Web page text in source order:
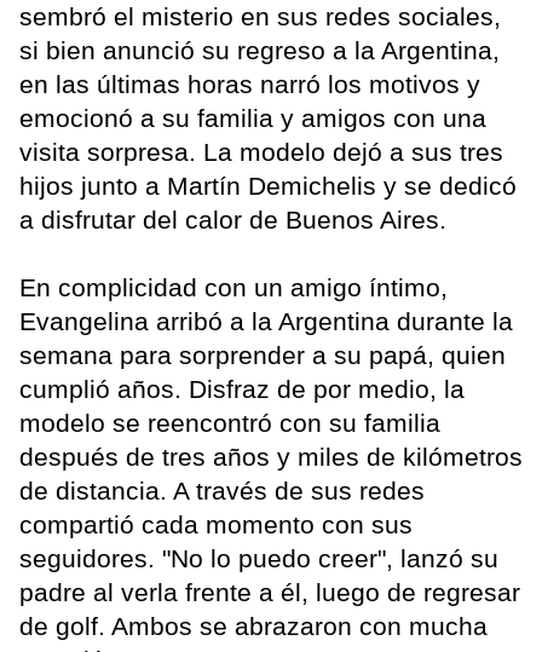
sembró el misterio en sus redes sociales,
si bien anunció su regreso a la Argentina,
en las últimas horas narró los motivos y
emocionó a su familia y amigos con una
visita sorpresa. La modelo dejó a sus tres
hijos junto a Martín Demichelis y se dedicó
a disfrutar del calor de Buenos Aires.
En complicidad con un amigo íntimo,
Evangelina arribó a la Argentina durante la
semana para sorprender a su papá, quien
cumplió años. Disfraz de por medio, la
modelo se reencontró con su familia
después de tres años y miles de kilómetros
de distancia. A través de sus redes
compartió cada momento con sus
seguidores. "No lo puedo creer", lanzó su
padre al verla frente a él, luego de regresar
de golf. Ambos se abrazaron con mucha